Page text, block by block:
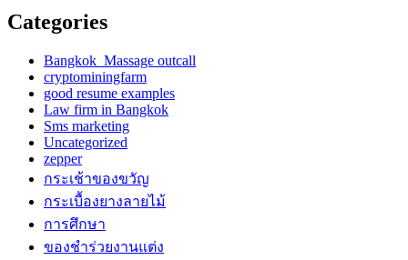
Categories
Bangkok Massage outcall
cryptominingfarm
good resume examples
Law firm in Bangkok
Sms marketing
Uncategorized
zepper
กระเช้าของขวัญ
กระเบื้องยางลายไม้
การศึกษา
ของชำร่วยงานแต่ง